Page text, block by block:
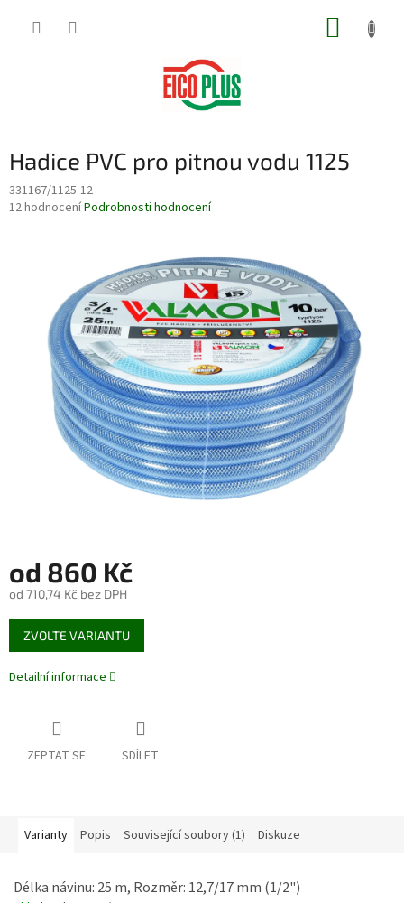
Hadice PVC pro pitnou vodu 1125
331167/1125-12-
Průměrné
hvězdiček.
12 hodnoceníPodrobnosti hodnocení
od 860 Kč
od 710,74 Kč bez DPH
Měrná
cena:
ZVOLTE VARIANTU
Detailní informace
ZEPTAT SE SDÍLET
Varianty Popis Související soubory (1) Diskuze
Délka návinu: 25 m, Rozměr: 12,7/17 mm (1/2")